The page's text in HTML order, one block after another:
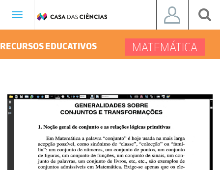
Toggle
RECURSOS EDUCATIVOS MATEMÁTICA